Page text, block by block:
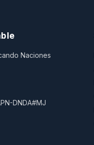
Naciones
DNDA#MJ